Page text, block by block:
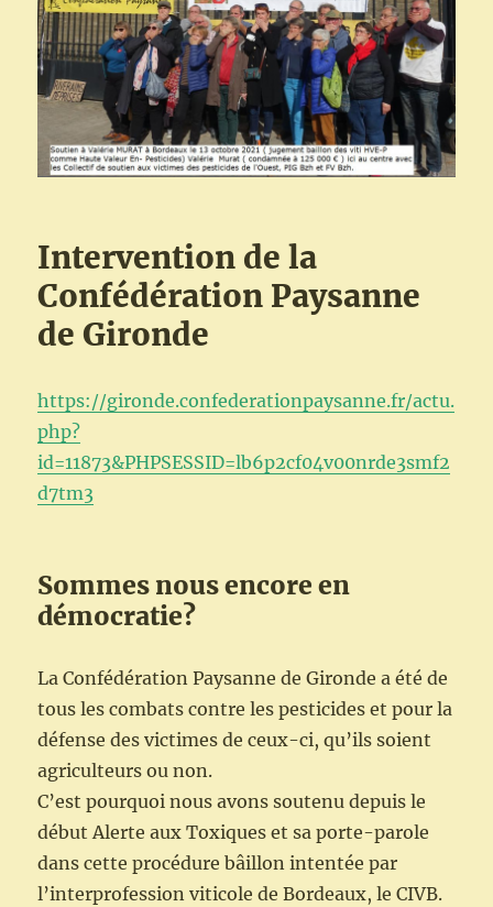
Intervention de la
Confédération Paysanne
de Gironde
https://gironde.confederationpaysanne.fr/actu.
php?
id=11873&PHPSESSID=lb6p2cf04v00nrde3smf2
d7tm3
Sommes nous encore en
démocratie?
La Confédération Paysanne de Gironde a été de
tous les combats contre les pesticides et pour la
défense des victimes de ceux-ci, qu’ils soient
agriculteurs ou non.
C’est pourquoi nous avons soutenu depuis le
début Alerte aux Toxiques et sa porte-parole
dans cette procédure bâillon intentée par
l’interprofession viticole de Bordeaux, le CIVB.